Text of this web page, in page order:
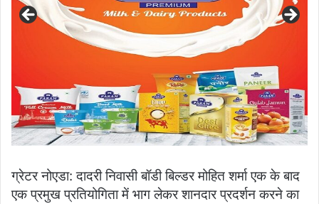
ग्रेटर नोएडा: दादरी निवासी बॉडी बिल्डर मोहित शर्मा एक के बाद
एक प्रमुख प्रतियोगिता में भाग लेकर शानदार प्रदर्शन करने का